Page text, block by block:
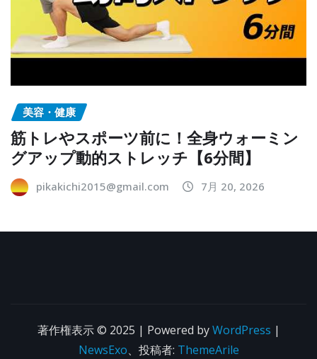
美容・健康
筋トレやスポーツ前に！全身ウォーミン
グアップ動的ストレッチ【6分間】
pikakichi2015@gmail.com 7月 20, 2026
著作権表示 © 2025 | Powered byWordPress |
NewsExo、投稿者: ThemeArile